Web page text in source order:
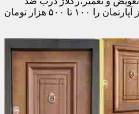
سرقت،درب لابی و یا درب ورودی ساختمان از جمله عوامل تأثیر گذار در ظاهر کل ساختمان می‌باشد.طبق تحقیقات انجام شده،درب لابی لوکس می‌تواند ارزش هر متر مربع از آپارتمان را ۱۰۰ تا ۵۰۰ هزار تومان